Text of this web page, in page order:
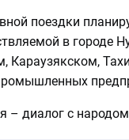
поездки
в городе
Караузякском,
– диалог с